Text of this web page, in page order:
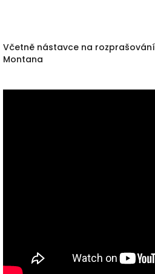
Včetně nástavce na
Montana